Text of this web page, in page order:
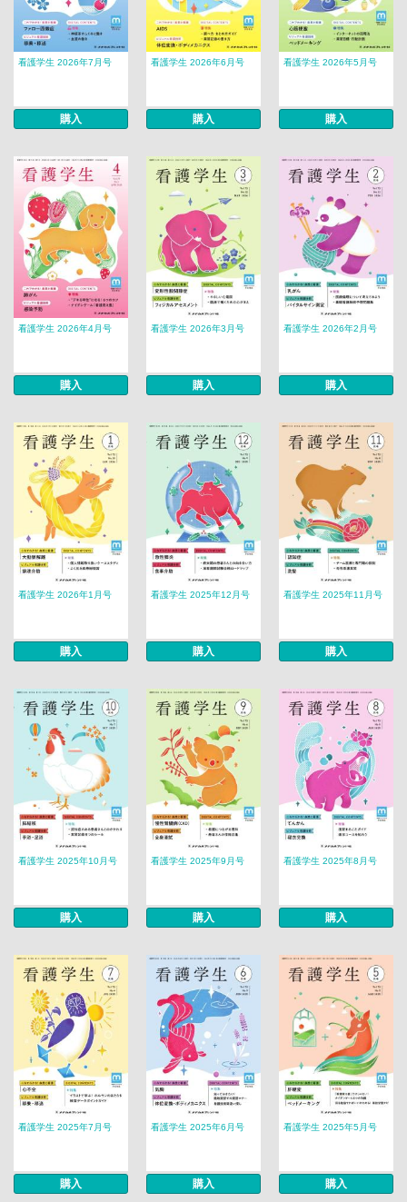
看護学生 2026年7月号
購入
看護学生 2026年6月号
購入
看護学生 2026年5月号
購入
看護学生 2026年4月号
購入
看護学生 2026年3月号
購入
看護学生 2026年2月号
購入
看護学生 2026年1月号
購入
看護学生 2025年12月号
購入
看護学生 2025年11月号
購入
看護学生 2025年10月号
購入
看護学生 2025年9月号
購入
看護学生 2025年8月号
購入
看護学生 2025年7月号
購入
看護学生 2025年6月号
購入
看護学生 2025年5月号
購入